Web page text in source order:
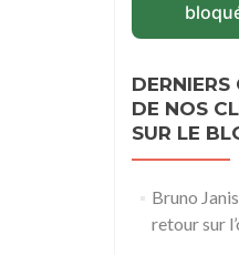
DERNIERS
DE NOS
SUR LE
Bruno
retour sur